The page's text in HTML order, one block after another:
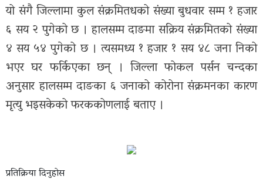
यो संगै जिल्लामा कुल संक्रमितधको संख्या बुधवार सम्म १ हजार
६ सय २ पुगेको छ । हालसम्म दाङमा सक्रिय संक्रमितको संख्या
४ सय ५४ पुगेको छ । त्यसमध्य १ हजार १ सय ४८ जना निको
भएर घर फर्किएका छन् । जिल्ला फोकल पर्सन चन्दका
अनुसार हालसम्म दाङका ६ जनाको कोरोना संक्रमनका कारण
मृत्यु भइसकेको फरककोणलाई बताए ।
प्रतिक्रिया दिनुहोस